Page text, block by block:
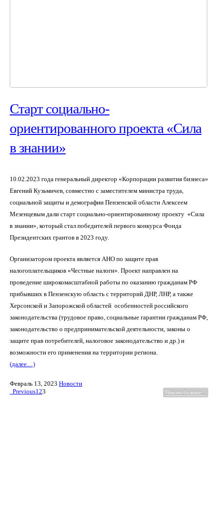
Старт социально-
ориентированного проекта «Сила
в знании»
10.02.2023 года генеральный директор «Корпорации развития бизнеса»
Евгений Кузьмичев, совместно с заместителем министра труда,
социальной защиты и демографии Пензенской области Алексеем
Мезенцевым дали старт социально-ориентированному проекту «Сила
в знании», который стал победителей первого конкурса Фонда
Президентских грантов в 2023 году.
Организатором проекта является АНО по защите прав
налогоплательщиков «Честные налоги». Проект направлен на
проведение широкомасштабной работы по оказанию гражданам РФ
прибывших в Пензенскую область с территорий ДНР, ЛНР, а также
Херсонской и Запорожской областей особенностей российского
законодательства (трудовое право, социальные гарантии гражданам РФ,
законодательство о предпринимательской деятельности, законы о
защите прав потребителей, налоговое законодательство и др.) и
возможности его применения на территории региона.
(далее…)
Февраль 13, 2023 Новости
Читать больше...
Previous1 23